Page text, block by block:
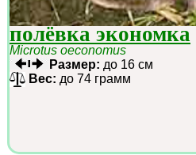
полёвка экономка
Microtus oeconomus
Размер: до 16 см
Вес: до 74 грамм